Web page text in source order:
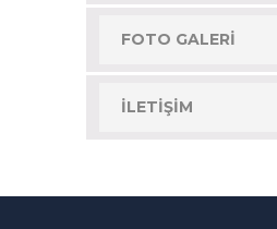
FOTO GALERI
İLETIŞIM